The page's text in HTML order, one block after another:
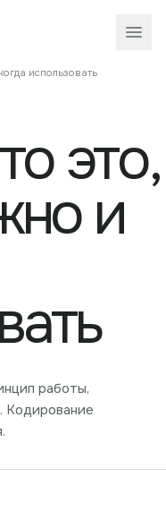
использовать
это,
и
работы,
Кодирование